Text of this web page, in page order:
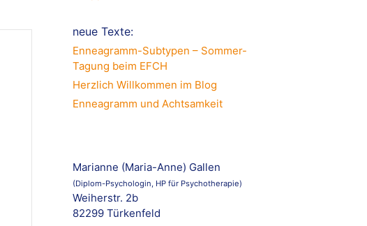
neue Texte:
Enneagramm-Subtypen – Sommer-
Tagung beim EFCH
Herzlich Willkommen im Blog
Enneagramm und Achtsamkeit
Marianne (Maria-Anne) Gallen
(Diplom-Psychologin, HP für Psychotherapie)
Weiherstr. 2b
82299 Türkenfeld